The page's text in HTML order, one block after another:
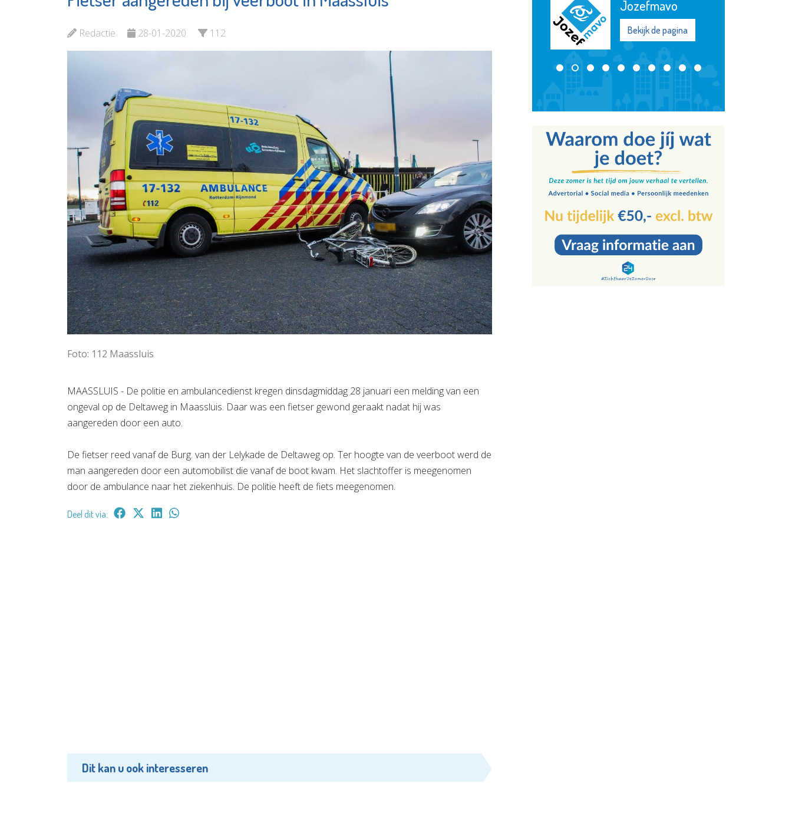
Redactie 28-01-2020 112
Foto: 112 Maassluis
MAASSLUIS - De politie en ambulancedienst kregen dinsdagmiddag 28 januari een melding van een
ongeval op de Deltaweg in Maassluis. Daar was een fietser gewond geraakt nadat hij was
aangereden door een auto.
De fietser reed vanaf de Burg. van der Lelykade de Deltaweg op. Ter hoogte van de veerboot werd de
man aangereden door een automobilist die vanaf de boot kwam. Het slachtoffer is meegenomen
door de ambulance naar het ziekenhuis. De politie heeft de fiets meegenomen.
Deel dit via:
Dit kan u ook interesseren
Minters
Bekijk de pagina
Maassluis
Bekijk de pagina